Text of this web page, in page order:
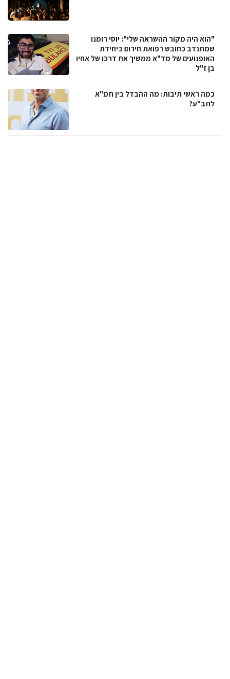
"הוא היה מקור ההשראה שלי": יוסי רומנו
שמתנדב כחובש רפואת חירום ביחידת
האופנועים של מד"א ממשיך את דרכו של אחיו
בן ז"ל
כמה ראשי תיבות: מה ההבדל בין תמ"א
לתב"ע?